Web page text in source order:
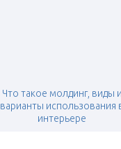
Что такое молдинг, виды и
варианты использования
интерьере